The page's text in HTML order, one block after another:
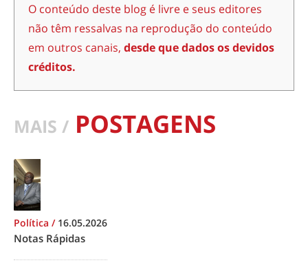
O conteúdo deste blog é livre e seus editores
não têm ressalvas na reprodução do conteúdo
em outros canais, desde que dados os devidos
créditos.
MAIS / POSTAGENS
Política / 16.05.2026
Notas Rápidas